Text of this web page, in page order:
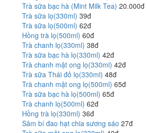
Trà sữa bạc hà (Mint Milk Tea) 20.000đ
Trà sữa lọ(330ml) 39đ
Trà sữa lọ(500ml) 62đ
Hồng trà lọ(500ml) 60đ
Trà chanh lọ(330ml) 38đ
Trà sữa bạc hà lọ(330ml) 42đ
Trà chanh mật ong lọ(330ml) 42đ
Trà sữa Thái đỏ lọ(330ml) 48đ
Trà chanh mật ong lọ(500ml) 65đ
Trà sữa bạc hà lọ(500ml) 65đ
Trà chanh lọ(500ml) 62đ
Hồng trà lọ(330ml) 36đ
Sâm bí đao hạt chia sương sáo 27đ